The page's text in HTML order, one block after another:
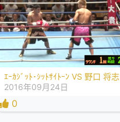
ｴｰｶｼﾞｯﾄ･ｼｯﾄｻｲﾄｰﾝ VS 野口 将志
2016年09月24日
0